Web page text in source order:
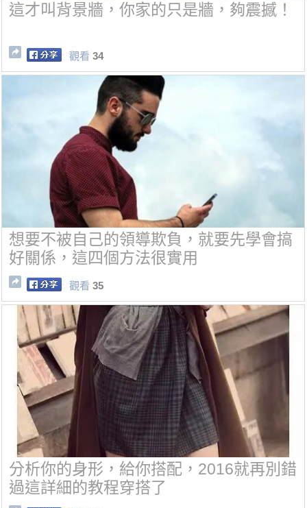
這才叫背景牆，你家的只是牆，夠震撼！
觀看 34
想要不被自己的領導欺負，就要先學會搞
好關係，這四個方法很實用
觀看 35
分析你的身形，給你搭配，2016就再別錯
過這詳細的教程穿搭了